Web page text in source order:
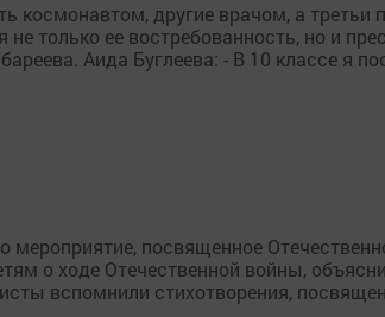
космонавтом, другие врачом, а
только ее востребованность, но и
Аида Буглеева: - В 10 классе я
мероприятие, посвященное
о ходе Отечественной войны,
вспомнили стихотворения,